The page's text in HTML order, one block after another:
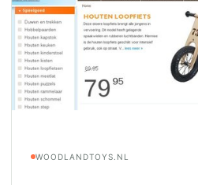
WOODLANDTOYS.NL